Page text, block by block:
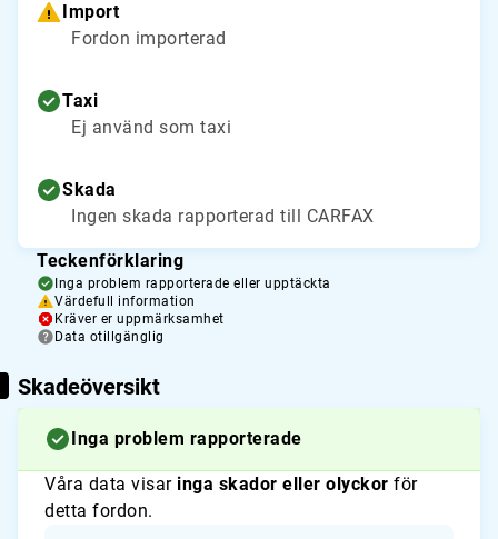
Import
Fordon importerad
Taxi
Ej använd som taxi
Skada
Ingen skada rapporterad till CARFAX
Teckenförklaring
Inga problem rapporterade eller upptäckta
Värdefull information
Kräver er uppmärksamhet
Data otillgänglig
Skadeöversikt
Inga problem rapporterade
Våra data visar inga skador eller olyckor för
detta fordon.